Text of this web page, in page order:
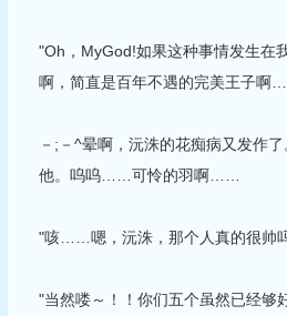
"Oh，MyGod!如果这种事情发生在
啊，简直是百年不遇的完美王子啊
－;－^晕啊，沅洙的花痴病又发作
他。呜呜……可怜的羽啊……
"咳……嗯，沅洙，那个人真的很帅
"当然喽～！！你们五个虽然已经够